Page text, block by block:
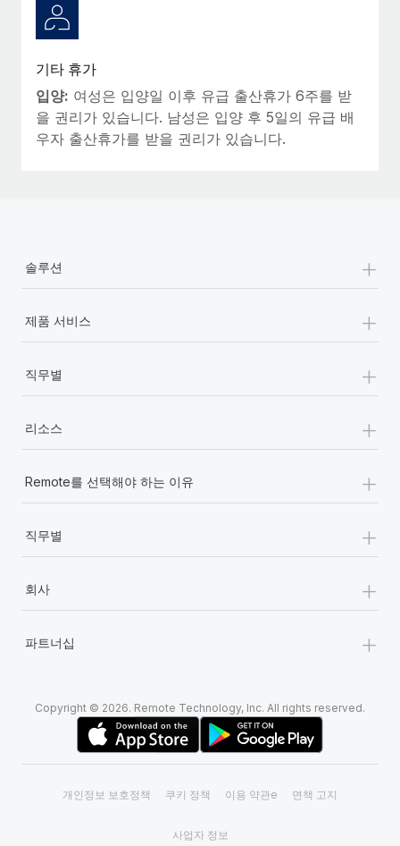
기타 휴가
입양: 여성은 입양일 이후 유급 출산휴가 6주를 받
을 권리가 있습니다. 남성은 입양 후 5일의 유급 배
우자 출산휴가를 받을 권리가 있습니다.
솔루션 +
제품 서비스 +
직무별 +
리소스 +
Remote를 선택해야 하는 이유 +
직무별 +
회사 +
파트너십 +
Copyright © 2026. Remote Technology, Inc. All rights reserved.
개인정보 보호정책 쿠키 정책 이용 약관e 면책 고지
사업자 정보